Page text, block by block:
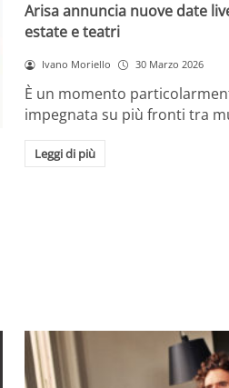
Arisa annuncia nuove date
estate e teatri
Ivano Moriello 30 Marzo 2026
È un momento
impegnata su più fronti tra
Leggi di più